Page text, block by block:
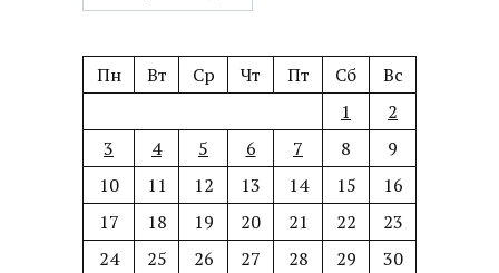
Пн Вт Ср Чт Пт Сб
Вс
1
2
3
4 5 6 7 8
9
10
11 12 13 14 15
16
17
18 19 20 21 22
23
24
25 26 27 28 29
30